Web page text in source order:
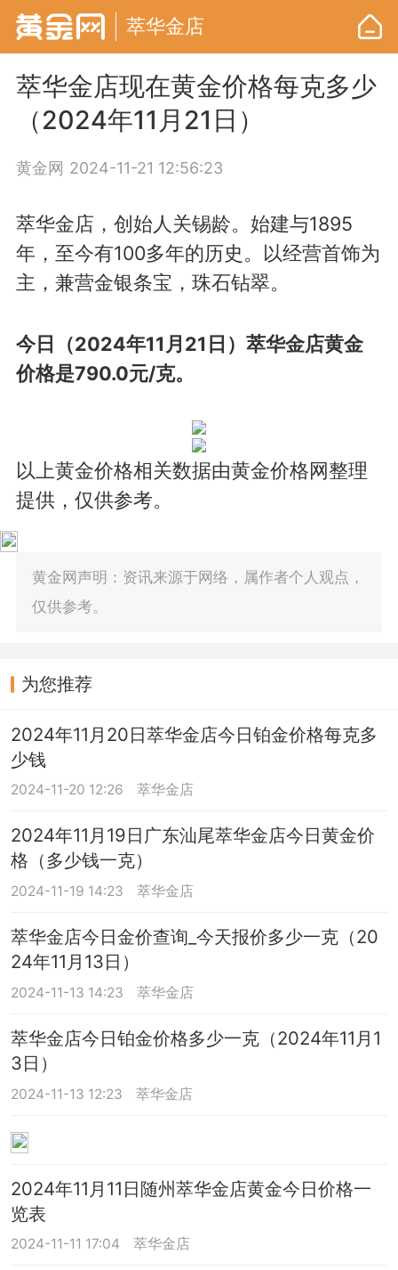
萃华金店
萃华金店现在黄金价格每克多少
（2024年11月21日）
黄金网 2024-11-21 12:56:23
萃华金店，创始人关锡龄。始建与1895
年，至今有100多年的历史。以经营首饰为
主，兼营金银条宝，珠石钻翠。
今日（2024年11月21日）萃华金店黄金
价格是790.0元/克。
以上黄金价格相关数据由黄金价格网整理
提供，仅供参考。
黄金网声明：资讯来源于网络，属作者个人观点，
仅供参考。
为您推荐
2024年11月20日萃华金店今日铂金价格每克多
少钱
2024-11-20 12:26 萃华金店
2024年11月19日广东汕尾萃华金店今日黄金价
格（多少钱一克）
2024-11-19 14:23 萃华金店
萃华金店今日金价查询_今天报价多少一克（20
24年11月13日）
2024-11-13 14:23 萃华金店
萃华金店今日铂金价格多少一克（2024年11月1
3日）
2024-11-13 12:23 萃华金店
2024年11月11日随州萃华金店黄金今日价格一
览表
2024-11-11 17:04 萃华金店